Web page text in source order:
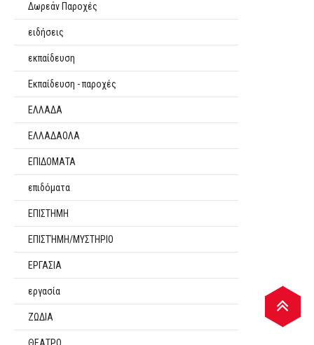
Δωρεάν Παροχές
ειδήσεις
εκπαίδευση
Εκπαίδευση - παροχές
ΕΛΛΑΔΑ
ΕΛΛΑΔΑΟΛΑ
ΕΠΙΔΟΜΑΤΑ
επιδόματα
ΕΠΙΣΤΗΜΗ
ΕΠΙΣΤΉΜΗ/ΜΥΣΤΗΡΙΟ
ΕΡΓΑΣΙΑ
εργασία
ΖΩΔΙΑ